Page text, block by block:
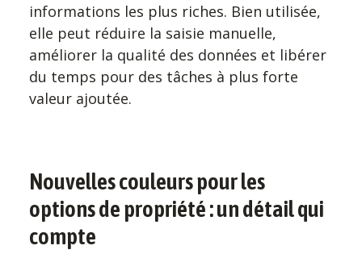
informations les plus riches. Bien utilisée,
elle peut réduire la saisie manuelle,
améliorer la qualité des données et libérer
du temps pour des tâches à plus forte
valeur ajoutée.
Nouvelles couleurs pour les
options de propriété : un détail qui
compte